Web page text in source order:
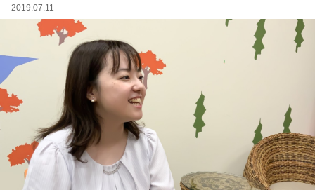
2019.07.11